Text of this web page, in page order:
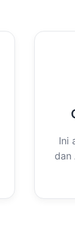
Ini
dan